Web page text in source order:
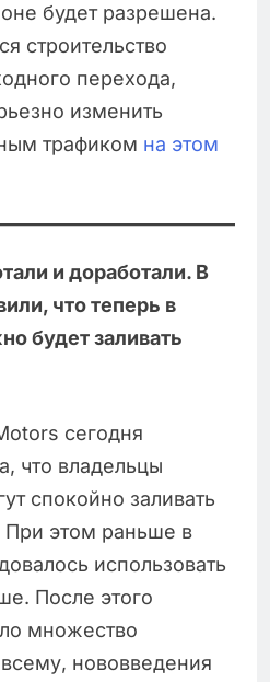
будет разрешена.
строительство
перехода,
изменить
трафиком на этом
и доработали. В
что теперь в
будет заливать
сегодня
что владельцы
спокойно заливать
этом раньше в
использовать
После этого
множество
нововведения